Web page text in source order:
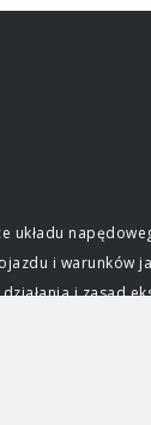
układu
i warunków
i zasad